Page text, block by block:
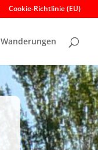
Cookie-Richtlinie (EU)
Wanderungen